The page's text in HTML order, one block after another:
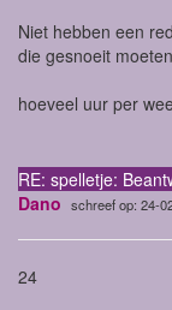
Niet hebben een
die gesnoeit
hoeveel uur per
RE: spelletje:
Dano schreef op: 24-
24